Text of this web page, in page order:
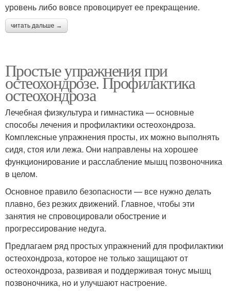
уровень либо вовсе провоцирует ее прекращение.
читать дальше →
Простые упражнения при
остеохондрозе. Профилактика
остеохондроза
Лечебная физкультура и гимнастика — основные
способы лечения и профилактики остеохондроза.
Комплексные упражнения просты, их можно выполнять
сидя, стоя или лежа. Они направлены на хорошее
функционирование и расслабление мышц позвоночника
в целом.
Основное правило безопасности — все нужно делать
плавно, без резких движений. Главное, чтобы эти
занятия не спровоцировали обострение и
прогрессирование недуга.
Предлагаем ряд простых упражнений для профилактики
остеохондроза, которое не только защищают от
остеохондроза, развивая и поддерживая тонус мышц
позвоночника, но и улучшают настроение.